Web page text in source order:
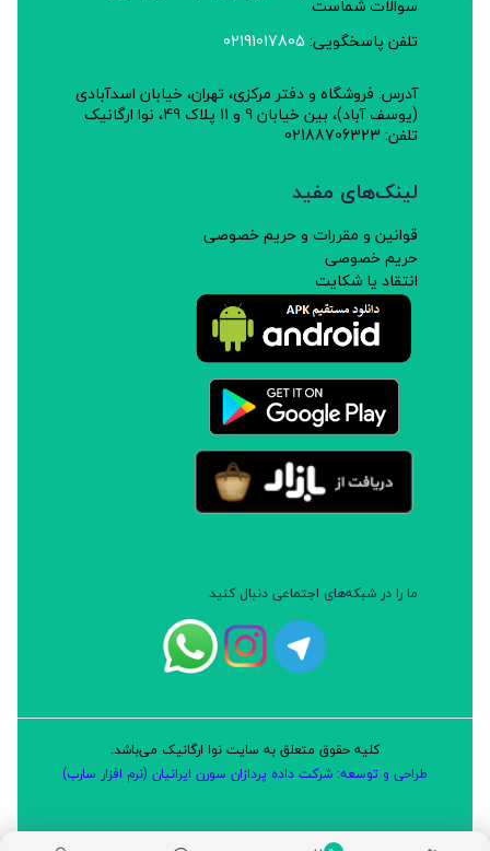
سوالات شماست
تلفن پاسخگویی: 02191017805
آدرس: فروشگاه و دفتر مرکزی، تهران، خیابان اسدآبادی
(یوسف آباد)، بین خیابان 9 و 11 پلاک 49، نوا ارگانیک
تلفن: 02188706323
لینک‌های مفید
قوانین و مقررات و حریم خصوصی
حریم خصوصی
انتقاد یا شکایت
ما را در شبکه‌های اجتماعی دنبال کنید
کلیه حقوق متعلق به سایت نوا ارگانیک می‌باشد.
طراحی و توسعه: شرکت داده پردازان سورن ایرانیان (نرم افزار سارب)